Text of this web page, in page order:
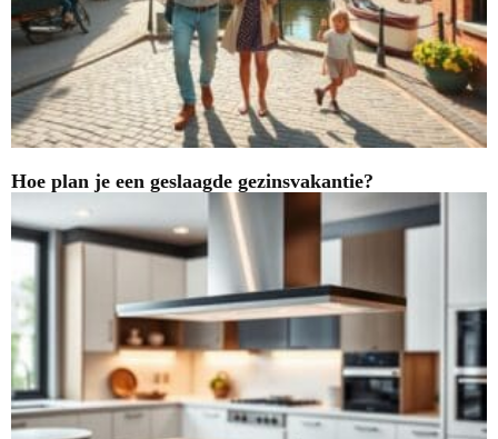
Hoe plan je een geslaagde gezinsvakantie?